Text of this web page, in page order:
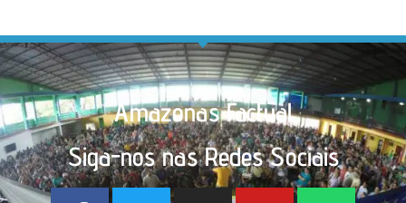
Amazonas Factual
Siga-nos nas Redes Sociais